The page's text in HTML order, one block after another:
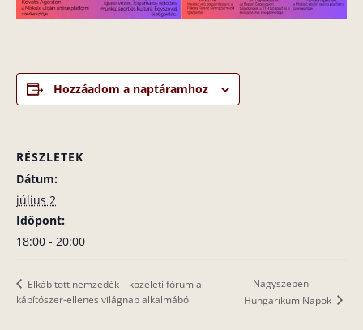
Hozzáadom a naptáramhoz
RÉSZLETEK
Dátum:
július 2
Időpont:
18:00 - 20:00
Elkábított nemzedék – közéleti fórum a
kábítószer-ellenes világnap alkalmából
Nagyszebeni
Hungarikum Napok